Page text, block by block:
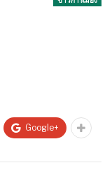
Google+